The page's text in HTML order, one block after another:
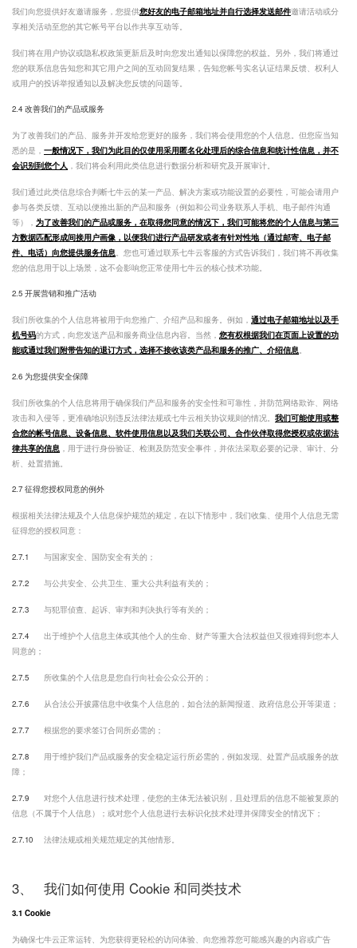
我们向您提供好友邀请服务，您提供您好友的电子邮箱地址并自行选择发送邮件邀请活动或分
享相关活动至您的其它帐号平台以作共享互动等。
我们将在用户协议或隐私权政策更新后及时向您发出通知以保障您的权益。另外，我们将通过
您的联系信息告知您和其它用户之间的互动回复结果，告知您帐号实名认证结果反馈、权利人
或用户的投诉举报通知以及解决您反馈的问题等。
2.4 改善我们的产品或服务
为了改善我们的产品、服务并开发给您更好的服务，我们将会使用您的个人信息。但您应当知
悉的是， 一般情况下，我们为此目的仅使用采用匿名化处理后的综合信息和统计性信息，并不
会识别到您个人 ，我们将会利用此类信息进行数据分析和研究及开展审计。
我们通过此类信息综合判断七牛云的某一产品、解决方案或功能设置的必要性，可能会请用户
参与各类反馈、互动以便推出新的产品和服务（例如和公司业务联系人手机、电子邮件沟通
等）， 为了改善我们的产品或服务，在取得您同意的情况下，我们可能将您的个人信息与第三
方数据匹配形成间接用户画像，以便我们进行产品研发或者有针对性地（通过邮寄、电子邮
件、电话）向您提供服务信息。您也可通过联系七牛云客服的方式告诉我们，我们将不再收集
您的信息用于以上场景，这不会影响您正常使用七牛云的核心技术功能。
2.5 开展营销和推广活动
我们所收集的个人信息将被用于向您推广、介绍产品和服务。例如， 通过电子邮箱地址以及手
机号码的方式，向您发送产品和服务商业信息内容。当然， 您有权根据我们在页面上设置的功
能或通过我们附带告知的退订方式，选择不接收该类产品和服务的推广、介绍信息。
2.6 为您提供安全保障
我们所收集的个人信息将用于确保我们产品和服务的安全性和可靠性，并防范网络欺诈、网络
攻击和入侵等，更准确地识别违反法律法规或七牛云相关协议规则的情况。 我们可能使用或整
合您的帐号信息、设备信息、软件使用信息以及我们关联公司、合作伙伴取得您授权或依据法
律共享的信息 ，用于进行身份验证、检测及防范安全事件，并依法采取必要的记录、审计、分
析、处置措施。
2.7 征得您授权同意的例外
根据相关法律法规及个人信息保护规范的规定，在以下情形中，我们收集、使用个人信息无需
征得您的授权同意：
2.7.1 与国家安全、国防安全有关的；
2.7.2 与公共安全、公共卫生、重大公共利益有关的；
2.7.3 与犯罪侦查、起诉、审判和判决执行等有关的；
2.7.4
出于维护个人信息主体或其他个人的生命、财产等重大合法权益但又很难得到您本人
同意的；
2.7.5 所收集的个人信息是您自行向社会公众公开的；
2.7.6 从合法公开披露信息中收集个人信息的，如合法的新闻报道、政府信息公开等渠道；
2.7.7 根据您的要求签订合同所必需的；
2.7.8
用于维护我们产品或服务的安全稳定运行所必需的，例如发现、处置产品或服务的故
障；
2.7.9
对您个人信息进行技术处理，使您的主体无法被识别，且处理后的信息不能被复原的
信息（不属于个人信息）；或对您个人信息进行去标识化技术处理并保障安全的情况下；
2.7.10 法律法规或相关规范规定的其他情形。
3、 我们如何使用 Cookie 和同类技术
3.1 Cookie
为确保七牛云正常运转、为您获得更轻松的访问体验、向您推荐您可能感兴趣的内容或广告